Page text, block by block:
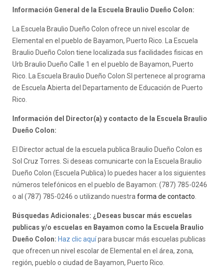
Información General de la Escuela Braulio Dueño Colon:
La Escuela Braulio Dueño Colon ofrece un nivel escolar de
Elemental en el pueblo de Bayamon, Puerto Rico. La Escuela
Braulio Dueño Colon tiene localizada sus facilidades fisicas en
Urb Braulio Dueño Calle 1 en el pueblo de Bayamon, Puerto
Rico. La Escuela Braulio Dueño Colon SI pertenece al programa
de Escuela Abierta del Departamento de Educación de Puerto
Rico.
Información del Director(a) y contacto de la Escuela Braulio
Dueño Colon:
El Director actual de la escuela publica Braulio Dueño Colon es
Sol Cruz Torres. Si deseas comunicarte con la Escuela Braulio
Dueño Colon (Escuela Publica) lo puedes hacer a los siguientes
números telefónicos en el pueblo de Bayamon: (787) 785-0246
o al (787) 785-0246 o utilizando nuestra forma de contacto
Búsquedas Adicionales: ¿Deseas buscar más escuelas
publicas y/o escuelas en Bayamon como la Escuela Braulio
Dueño Colon: Haz clic aquípara buscar más escuelas publicas
que ofrecen un nivel escolar de Elemental en el área, zona,
región, pueblo o ciudad de Bayamon, Puerto Rico.